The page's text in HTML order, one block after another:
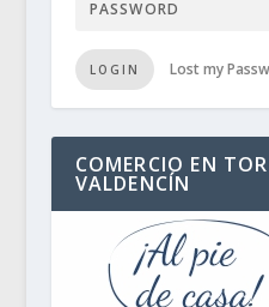
LOGIN Lost my
COMERCIO EN
VALDENCÍN